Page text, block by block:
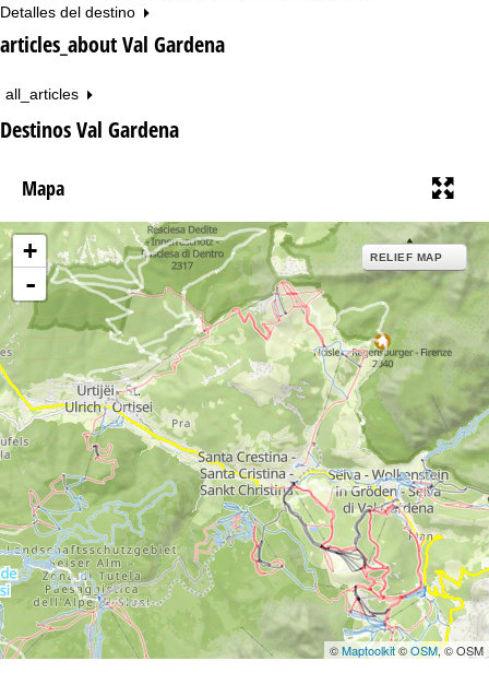
Detalles del destino
articles_about Val Gardena
all_articles
Destinos Val Gardena
Mapa
+
-
RELIEF MAP
©Maptoolkit©OSM, © OSM